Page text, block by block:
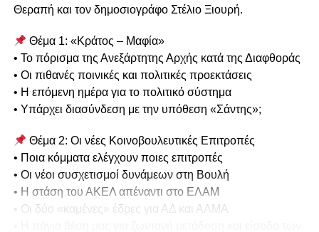
Θεραπή και τον δημοσιογράφο Στέλιο Ξιουρή.
Θέμα 1: «Κράτος – Μαφία»
• Το πόρισμα της Ανεξάρτητης Αρχής κατά της Διαφθοράς
• Οι πιθανές ποινικές και πολιτικές προεκτάσεις
• Η επόμενη ημέρα για το πολιτικό σύστημα
• Υπάρχει διασύνδεση με την υπόθεση «Σάντης»;
Θέμα 2: Οι νέες Κοινοβουλευτικές Επιτροπές
• Ποια κόμματα ελέγχουν ποιες επιτροπές
• Οι νέοι συσχετισμοί δυνάμεων στη Βουλή
• Η στάση του ΑΚΕΛ απέναντι στο ΕΛΑΜ
• Οι δύο «καμένες» έδρες για ΑΔ και ΑΛΜΑ